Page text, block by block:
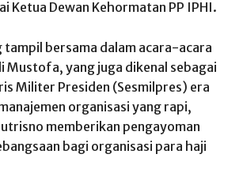
Ketua Dewan Kehormatan PP IPHI.
tampil bersama dalam acara-acara
Mustofa, yang juga dikenal sebagai
Militer Presiden (Sesmilpres) era
organisasi yang rapi,
memberikan pengayoman
bagi organisasi para haji